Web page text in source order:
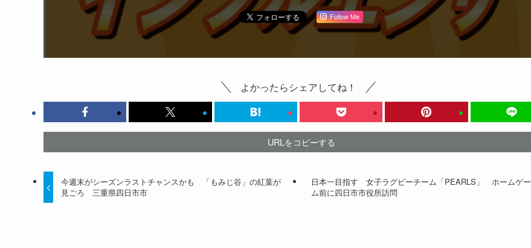
Follow Me
よかったらシェアしてね！
URLをコピーする
今週末がシーズンラストチャンスかも 「もみじ谷」の紅葉が
見ごろ 三重県四日市市
日本一目指す 女子ラグビーチーム「PEARLS」 ホームゲー
ム前に四日市市役所訪問